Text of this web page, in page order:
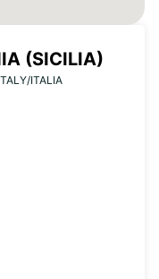
(SICILIA)
ITALIA